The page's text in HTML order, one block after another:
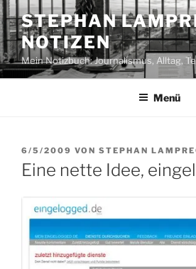
Zum
Inhalt
springen
STEPHAN
NOTIZEN
Mein Notizbuch: Journalismus, Alltag,
Menü
VERÖFFENTLICHT
AM
6/5/2009 VON STEPHAN
Eine nette Idee,